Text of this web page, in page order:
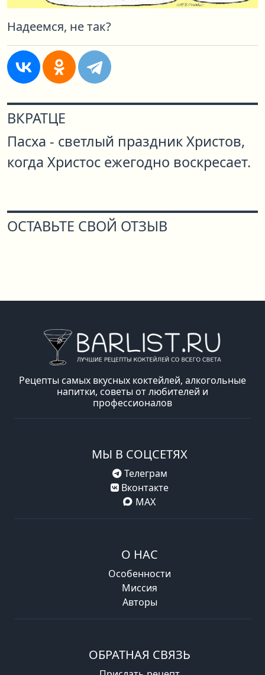
Надеемся, не так?
ВКРАТЦЕ
Пасха - светлый праздник Христов,
когда Христос ежегодно воскресает.
ОСТАВЬТЕ СВОЙ ОТЗЫВ
Рецепты самых вкусных коктейлей, алкогольные
напитки, советы от любителей и
профессионалов
МЫ В СОЦСЕТЯХ
Телеграм
Вконтакте
MAX
О НАС
Особенности
Миссия
Авторы
ОБРАТНАЯ СВЯЗЬ